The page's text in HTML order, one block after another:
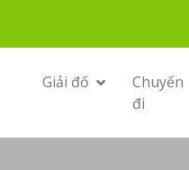
Giải đố
Chuyến
đi